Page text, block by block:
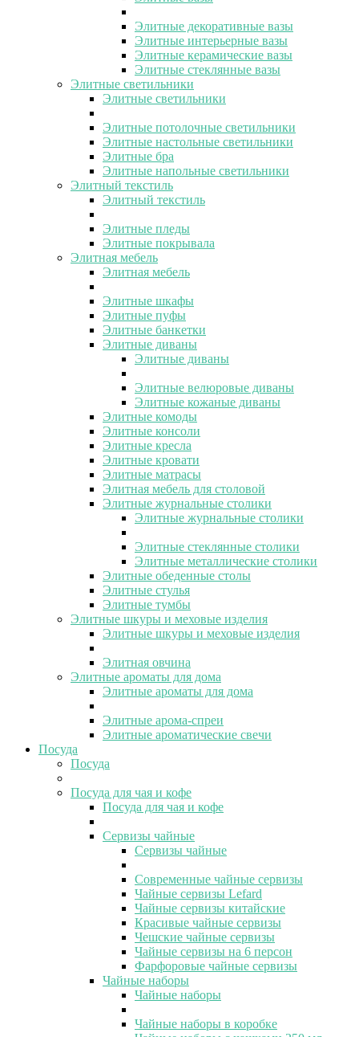
Элитные декоративные вазы
Элитные интерьерные вазы
Элитные керамические вазы
Элитные стеклянные вазы
Элитные светильники
Элитные светильники
Элитные потолочные светильники
Элитные настольные светильники
Элитные бра
Элитные напольные светильники
Элитный текстиль
Элитный текстиль
Элитные пледы
Элитные покрывала
Элитная мебель
Элитная мебель
Элитные шкафы
Элитные пуфы
Элитные банкетки
Элитные диваны
Элитные диваны
Элитные велюровые диваны
Элитные кожаные диваны
Элитные комоды
Элитные консоли
Элитные кресла
Элитные кровати
Элитные матрасы
Элитная мебель для столовой
Элитные журнальные столики
Элитные журнальные столики
Элитные стеклянные столики
Элитные металлические столики
Элитные обеденные столы
Элитные стулья
Элитные тумбы
Элитные шкуры и меховые изделия
Элитные шкуры и меховые изделия
Элитная овчина
Элитные ароматы для дома
Элитные ароматы для дома
Элитные арома-спреи
Элитные ароматические свечи
Посуда
Посуда
Посуда для чая и кофе
Посуда для чая и кофе
Сервизы чайные
Сервизы чайные
Современные чайные сервизы
Чайные сервизы Lefard
Чайные сервизы китайские
Красивые чайные сервизы
Чешские чайные сервизы
Чайные сервизы на 6 персон
Фарфоровые чайные сервизы
Чайные наборы
Чайные наборы
Чайные наборы в коробке